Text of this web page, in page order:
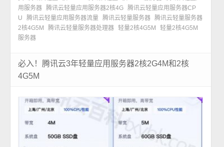
用服务器 腾讯云轻量应用服务器2核4G 腾讯云轻量应用服务器CP
U
腾讯云轻量应用服务器流量 腾讯云轻量服务器 腾讯云轻量服务器
2核4G5M
腾讯云轻量服务器处理器 轻量2核4G5M
轻量2核4G5M
服务器
必入！腾讯云3年轻量应用服务器2核2G4M和2核
4G5M